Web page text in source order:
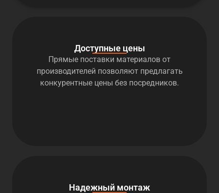
Доступные цены
Прямые поставки материалов от
производителей позволяют предлагать
конкурентные цены без посредников.
Надежный монтаж